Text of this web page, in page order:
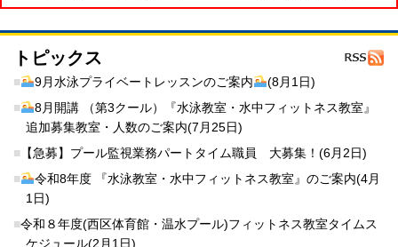
トピックス
■ 9月水泳プライベートレッスンのご案内
(8月1日)
■
8月開講 （第3クール）『水泳教室・水中フィットネス教室』
追加募集教室・人数のご案内(7月25日)
■ 【急募】プール監視業務パートタイム職員 大募集！(6月2日)
■
令和8年度 『水泳教室・水中フィットネス教室』のご案内(4月
1日)
■令和８年度(西区体育館・温水プール)フィットネス教室タイムス
ケジュール(2月1日)